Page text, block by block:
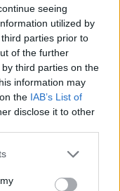
seeing
utilized by
parties prior to
of the further
third parties on the
information may
the IAB’s List of
disclose it to other